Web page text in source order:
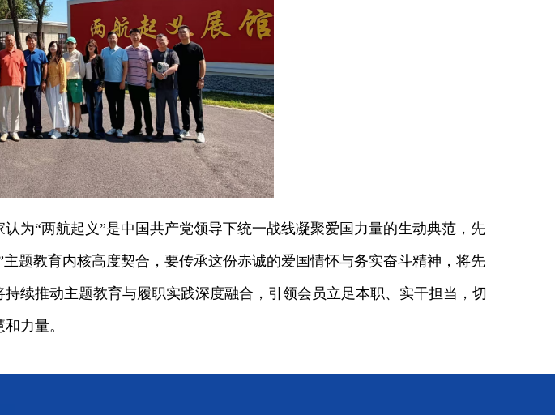
“两航起义”是中国共产党领导下统一战线凝聚爱国力量的生动典范，先
题教育内核高度契合，要传承这份赤诚的爱国情怀与务实奋斗精神，将先
续推动主题教育与履职实践深度融合，引领会员立足本职、实干担当，切
力量。